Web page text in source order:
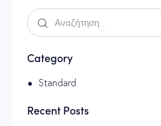
Category
Standard
Recent Posts